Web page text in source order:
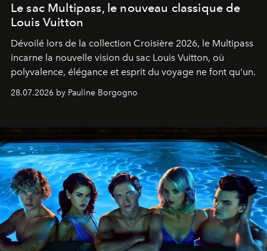
Le sac Multipass, le nouveau classique de
Louis Vuitton
Dévoilé lors de la collection Croisière 2026, le Multipass
incarne la nouvelle vision du sac Louis Vuitton, où
polyvalence, élégance et esprit du voyage ne font qu'un.
28.07.2026 by Pauline Borgogno